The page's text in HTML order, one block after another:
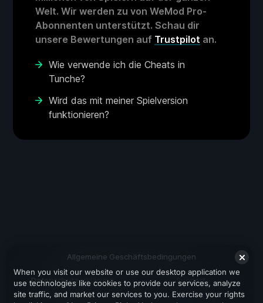
Welt. Wir werden zu von WeMod Pro-
Abonnenten unterstützt. Schau dir
unsere Bewertungen auf Trustpilot an.
Wie verwende ich die Cheats in
Tunche?
Wird das mit meiner Spielversion
funktionieren?
Allgemeine Geschäftsbedingungen
Datenschutzerklärung Support
When you visit our website or use our desktop application we
use technologies like cookies to provide our services, analyze
site traffic, and market our services to you. Exercise your rights